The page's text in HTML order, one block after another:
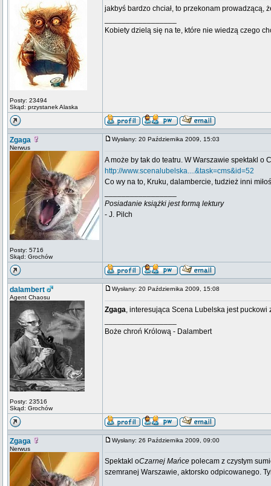
Posty: 23494
Skąd: przystanek Alaska
jakbyś bardzo chciał, to przekonam prowadzącą,
Kobiety dzielą się na te, które nie wiedzą czego
Zgaga
Nerwus
Posty: 5716
Skąd: Grochów
Wysłany: 20 Października 2009, 15:03
A może by tak do teatru. W Warszawie spektakl o
http://www.scenalubelska....&task=cms&id=52
Co wy na to, Kruku, dalambercie, tudzież inni
Posiadanie książki jest formą lektury
- J. Pilch
dalambert
Agent Chaosu
Posty: 23516
Skąd: Grochów
Wysłany: 20 Października 2009, 15:08
Zgaga, interesująca Scena Lubelska jest
Boże chroń Królową - Dalambert
Zgaga
Nerwus
Wysłany: 26 Października 2009, 09:00
Spektakl oCzarnej Mańce polecam z czystym
szemranej Warszawie, aktorsko odpicowanego.